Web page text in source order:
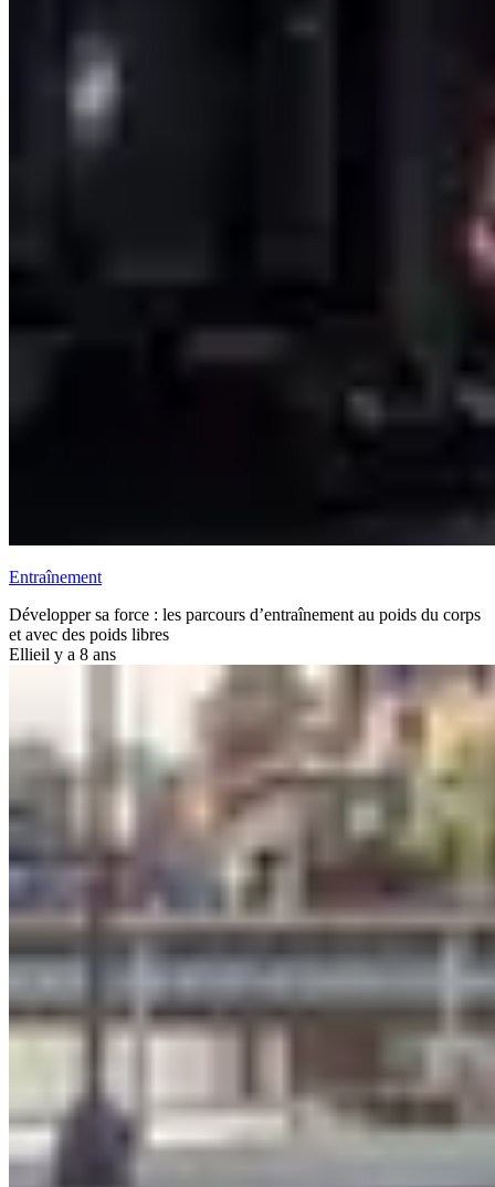
Entraînement
Développer sa force : les parcours d’entraînement au poids du corps
et avec des poids libres
Ellieil y a 8 ans